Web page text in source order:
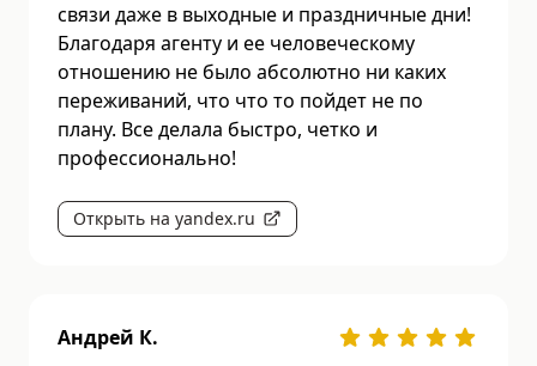
связи даже в выходные и праздничные дни!
Благодаря агенту и ее человеческому
отношению не было абсолютно ни каких
переживаний, что что то пойдет не по
плану. Все делала быстро, четко и
профессионально!
Открыть на yandex.ru
Андрей К.